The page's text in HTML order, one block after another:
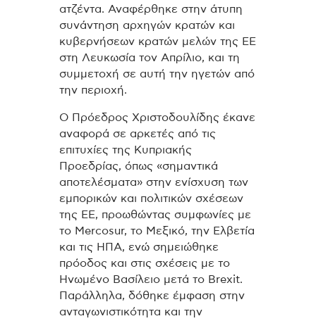
ατζέντα. Αναφέρθηκε στην άτυπη
συνάντηση αρχηγών κρατών και
κυβερνήσεων κρατών μελών της ΕΕ
στη Λευκωσία τον Απρίλιο, και τη
συμμετοχή σε αυτή την ηγετών από
την περιοχή.
Ο Πρόεδρος Χριστοδουλίδης έκανε
αναφορά σε αρκετές από τις
επιτυχίες της Κυπριακής
Προεδρίας, όπως «σημαντικά
αποτελέσματα» στην ενίσχυση των
εμπορικών και πολιτικών σχέσεων
της ΕΕ, προωθώντας συμφωνίες με
το Mercosur, το Μεξικό, την Ελβετία
και τις ΗΠΑ, ενώ σημειώθηκε
πρόοδος και στις σχέσεις με το
Ηνωμένο Βασίλειο μετά το Brexit.
Παράλληλα, δόθηκε έμφαση στην
ανταγωνιστικότητα και την